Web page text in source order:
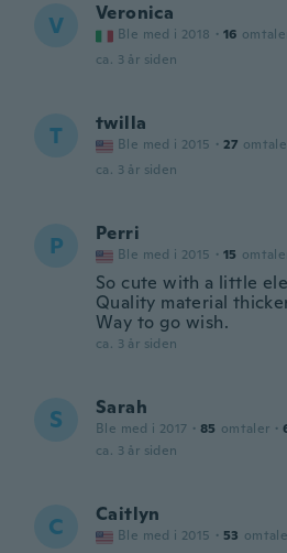
V Veronica
Ble med i 2018 · 16
ca. 3 år siden
T twilla
Ble med i 2015 · 27
ca. 3 år siden
P Perri
Ble med i 2015 · 15
So cute with a little
Quality material
Way to go wish.
ca. 3 år siden
S Sarah
Ble med i 2017 · 85 omtaler ·
ca. 3 år siden
C Caitlyn
Ble med i 2015 · 53